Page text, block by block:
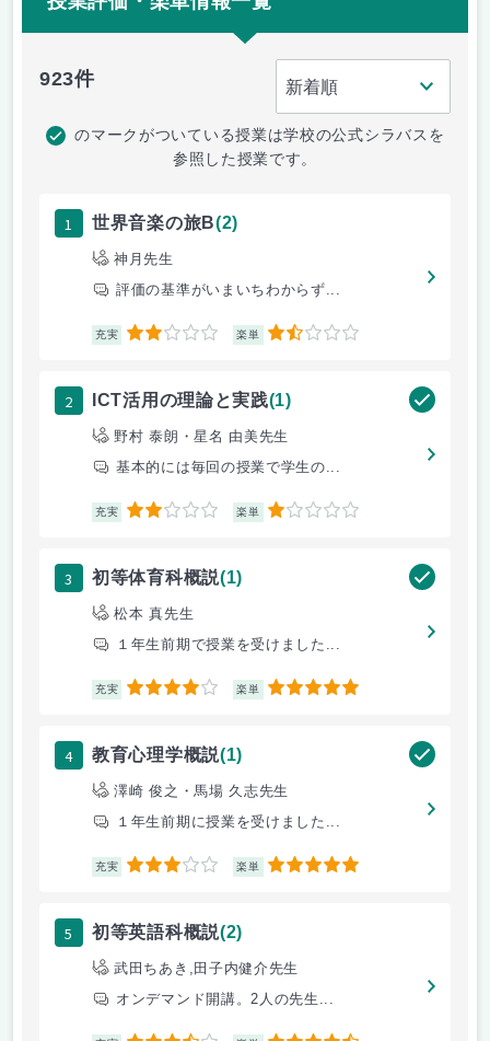
923件
のマークがついている授業は学校の公式シラバスを
参照した授業です。
1 世界音楽の旅B(2)
神月先生
評価の基準がいまいちわからず...
充実 2 楽単 1.5
2 ICT活用の理論と実践(1)
野村 泰朗・星名 由美先生
基本的には毎回の授業で学生の...
充実 2 楽単 1
3 初等体育科概説(1)
松本 真先生
１年生前期で授業を受けました...
充実 4 楽単 5
4 教育心理学概説(1)
澤崎 俊之・馬場 久志先生
１年生前期に授業を受けました...
充実 3 楽単 5
5 初等英語科概説(2)
武田ちあき,田子内健介先生
オンデマンド開講。2人の先生...